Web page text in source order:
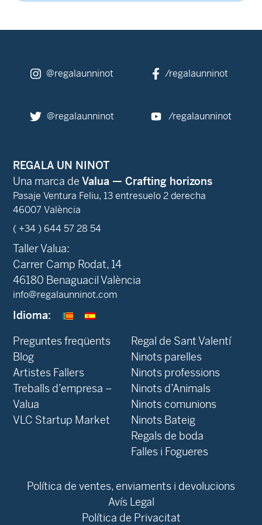
@regalaunninot /regalaunninot
@regalaunninot /regalaunninot
REGALA UN NINOT
Una marca de Valua — Crafting horizons
Pasaje Ventura Feliu, 13 entresuelo 2 derecha
46007 València
( +34 ) 644 57 28 54
Taller Valua:
Carrer Camp Rodat, 14
46180 Benaguacil València
info@regalaunninot.com
Idioma:
Preguntes freqüents
Blog
‍Artistes Fallers
Treballs d’empresa –
Valua
VLC Startup Market
Regal de Sant Valentí
Ninots parelles
Ninots professions
Ninots d’Animals
Ninots comunions
Ninots Bateig
Regals de boda
Falles i Fogueres
Política de ventes, enviaments i devolucions
Avís Legal
Política de Privacitat